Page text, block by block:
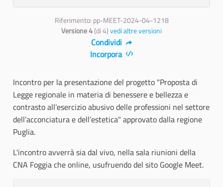
Riferimento: pp-MEET-2024-04-1218
Versione 4(di 4)vedi altre versioni
Condividi
Incorpora
Incontro per la presentazione del progetto "Proposta di
Legge regionale in materia di benessere e bellezza e
contrasto all’esercizio abusivo delle professioni nel settore
dell’acconciatura e dell’estetica" approvato dalla regione
Puglia.
L'incontro avverrà sia dal vivo, nella sala riunioni della
CNA Foggia che online, usufruendo del sito Google Meet.